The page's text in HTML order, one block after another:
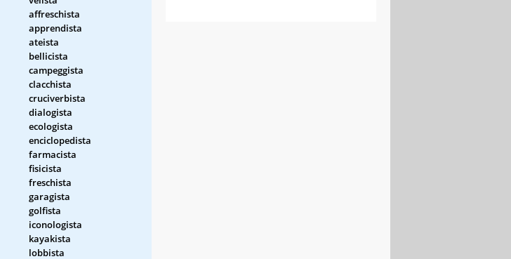
affreschista
apprendista
ateista
bellicista
campeggista
clacchista
cruciverbista
dialogista
ecologista
enciclopedista
farmacista
fisicista
freschista
garagista
golfista
iconologista
kayakista
lobbista